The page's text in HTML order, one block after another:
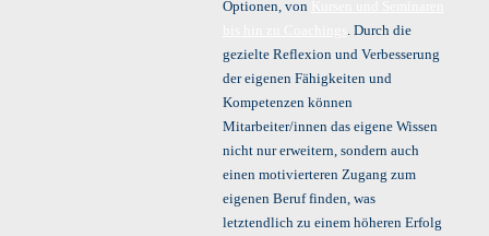
Optionen, von
. Durch die
gezielte Reflexion und Verbesserung
der eigenen Fähigkeiten und
Kompetenzen können
Mitarbeiter/innen das eigene Wissen
nicht nur erweitern, sondern auch
einen motivierteren Zugang zum
eigenen Beruf finden, was
letztendlich zu einem höheren Erfolg